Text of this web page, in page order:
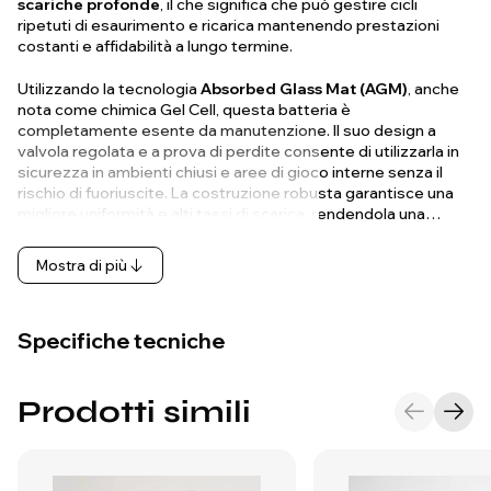
scariche profonde, il che significa che può gestire cicli
ripetuti di esaurimento e ricarica mantenendo prestazioni
costanti e affidabilità a lungo termine.
Utilizzando la tecnologia Absorbed Glass Mat (AGM), anche
nota come chimica Gel Cell, questa batteria è
completamente esente da manutenzione. Il suo design a
valvola regolata e a prova di perdite consente di utilizzarla in
sicurezza in ambienti chiusi e aree di gioco interne senza il
rischio di fuoriuscite. La costruzione robusta garantisce una
migliore uniformità e alti tassi di scarica, rendendola una…
Mostra di più
Specifiche tecniche
Prodotti simili